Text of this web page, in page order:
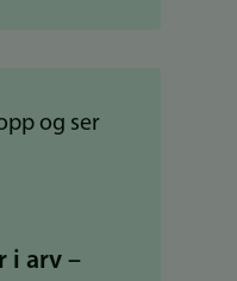
i arv –